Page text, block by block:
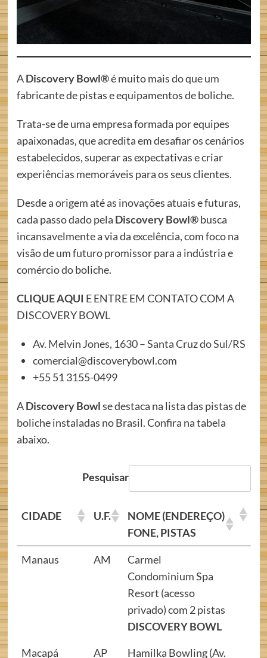
ADiscovery Bowl®é muito mais do que um
fabricante de pistas e equipamentos de boliche.
Trata-se de uma empresa formada por equipes
apaixonadas, que acredita em desafiar os cenários
estabelecidos, superar as expectativas e criar
experiências memoráveis ​​para os seus clientes.
Desde a origem até as inovações atuais e futuras,
cada passo dado pela Discovery Bowl®busca
incansavelmente a via da excelência, com foco na
visão de um futuro promissor para a indústria e
comércio do boliche.
CLIQUE AQUI E ENTRE EM CONTATO COM A
DISCOVERY BOWL
Av. Melvin Jones, 1630 – Santa Cruz do Sul/RS
comercial@discoverybowl.com
+55 51 3155-0499
ADiscovery Bowlse destaca na lista das pistas de
boliche instaladas no Brasil. Confira na tabela
abaixo.
Pesquisar
CIDADE U.F.
NOME (ENDEREÇO)
FONE, PISTAS
Manaus AM
Carmel
Condominium Spa
Resort (acesso
privado) com 2 pistas
DISCOVERY BOWL
Macapá
AP Hamilka Bowling (Av.